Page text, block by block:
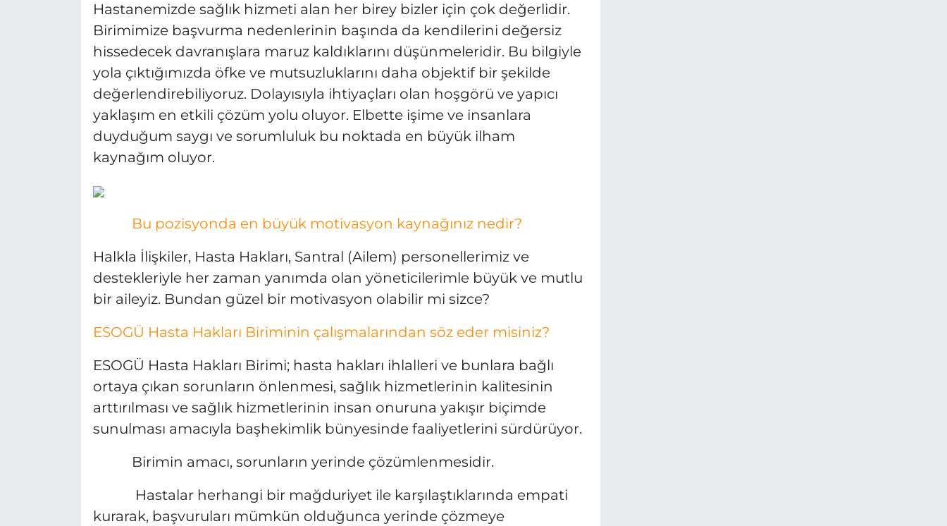
Hastanemizde sağlık hizmeti alan her birey bizler için çok değerlidir.
Birimimize başvurma nedenlerinin başında da kendilerini değersiz
hissedecek davranışlara maruz kaldıklarını düşünmeleridir. Bu bilgiyle
yola çıktığımızda öfke ve mutsuzluklarını daha objektif bir şekilde
değerlendirebiliyoruz. Dolayısıyla ihtiyaçları olan hoşgörü ve yapıcı
yaklaşım en etkili çözüm yolu oluyor. Elbette işime ve insanlara
duyduğum saygı ve sorumluluk bu noktada en büyük ilham
kaynağım oluyor.
Bu pozisyonda en büyük motivasyon kaynağınız nedir?
Halkla İlişkiler, Hasta Hakları, Santral (Ailem) personellerimiz ve
destekleriyle her zaman yanımda olan yöneticilerimle büyük ve mutlu
bir aileyiz. Bundan güzel bir motivasyon olabilir mi sizce?
ESOGÜ Hasta Hakları Biriminin çalışmalarından söz eder misiniz?
ESOGÜ Hasta Hakları Birimi; hasta hakları ihlalleri ve bunlara bağlı
ortaya çıkan sorunların önlenmesi, sağlık hizmetlerinin kalitesinin
arttırılması ve sağlık hizmetlerinin insan onuruna yakışır biçimde
sunulması amacıyla başhekimlik bünyesinde faaliyetlerini sürdürüyor.
Birimin amacı, sorunların yerinde çözümlenmesidir.
Hastalar herhangi bir mağduriyet ile karşılaştıklarında empati
kurarak, başvuruları mümkün olduğunca yerinde çözmeye